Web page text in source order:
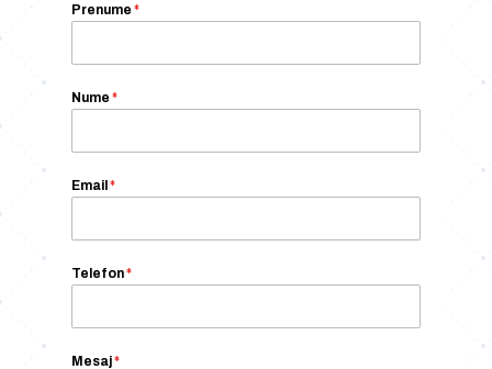
Prenume *
Nume *
Email *
Telefon*
Mesaj*